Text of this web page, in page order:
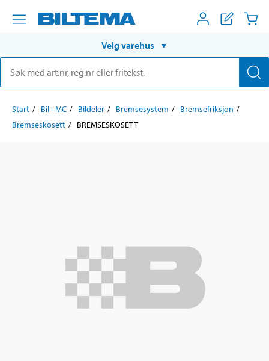
Velg varehus
Start Bil - MC Bildeler Bremsesystem
Bremsefriksjon
Bremseskosett
BREMSESKOSETT